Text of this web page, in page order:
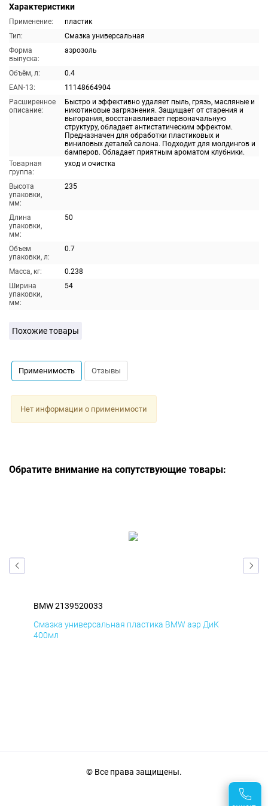
Характеристики
Применение:
пластик
Тип:
Смазка универсальная
Форма
выпуска:
аэрозоль
Объём, л:
0.4
EAN-13:
11148664904
Расширенное
описание:
Быстро и эффективно удаляет пыль, грязь, масляные и
никотиновые загрязнения. Защищает от старения и
выгорания, восстанавливает первоначальную
структуру, обладает антистатическим эффектом.
Предназначен для обработки пластиковых и
виниловых деталей салона. Подходит для молдингов и
бамперов. Обладает приятным ароматом клубники.
Товарная
группа:
уход и очистка
Высота
упаковки,
мм:
235
Длина
упаковки,
мм:
50
Объем
упаковки, л:
0.7
Масса, кг:
0.238
Ширина
упаковки,
мм:
54
Похожие товары
Применимость Отзывы
Нет информации о применимости
Обратите внимание на сопутствующие товары:
BMW 2139520033
Смазка универсальная пластика BMW аэр ДиК
400мл
© Все права защищены.